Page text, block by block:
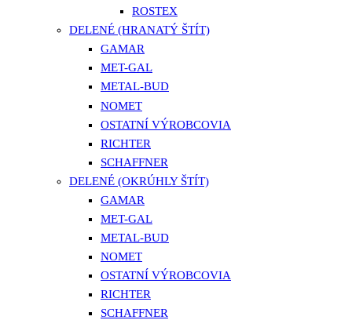
ROSTEX
DELENÉ (HRANATÝ ŠTÍT)
GAMAR
MET-GAL
METAL-BUD
NOMET
OSTATNÍ VÝROBCOVIA
RICHTER
SCHAFFNER
DELENÉ (OKRÚHLY ŠTÍT)
GAMAR
MET-GAL
METAL-BUD
NOMET
OSTATNÍ VÝROBCOVIA
RICHTER
SCHAFFNER